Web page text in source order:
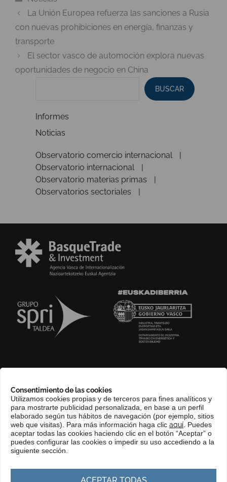
Consentimiento de las cookies
Utilizamos cookies propias y de terceros para fines analíticos y
para mostrarte publicidad personalizada, en base a un perfil
elaborado según tus hábitos de navegación (por ejemplo, sitios
web que visitas). Para más información haga clic aquí . Puedes
aceptar todas las cookies haciendo clic en el botón “Aceptar” o
puedes configurar las cookies o impedir su uso accediendo a la
siguiente sección.
ACEPTAR TODAS
La Unión Europea refuerza las sanciones a Rusia
con nuevas prohibiciones en energía, finanzas y
transporte
El sector vasco de automoción explora nuevas
oportunidades de negocio en China
BUSCAR
Informes
Noticias
Observatorio comercio internacional
Observatorio internacional
Observatorio materias primas
Observatorios sectoriales
COMPLIANCE CHANNEL
CONTACTO
EUSKERA
PERFIL DEL CONTRATANTE